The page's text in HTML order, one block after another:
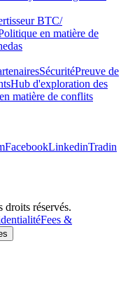
BTC/
en matière de
SécuritéPreuve de
Hub d'exploration des
matière de conflits
FacebookLinkedinTradin
réservés.
Fees &